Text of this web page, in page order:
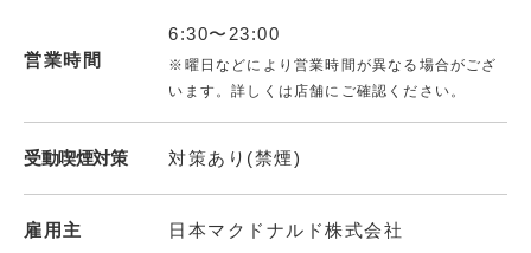
営業時間
6:30〜23:00
※曜日などにより営業時間が異なる場合がござ
います。詳しくは店舗にご確認ください。
受動喫煙対策 対策あり(禁煙)
雇用主 日本マクドナルド株式会社